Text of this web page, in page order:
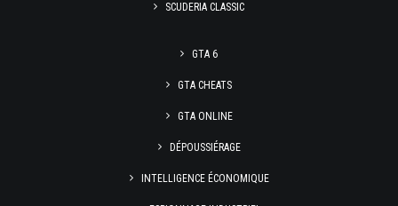
SCUDERIA CLASSIC
GTA 6
GTA CHEATS
GTA ONLINE
DÉPOUSSIÉRAGE
INTELLIGENCE ÉCONOMIQUE